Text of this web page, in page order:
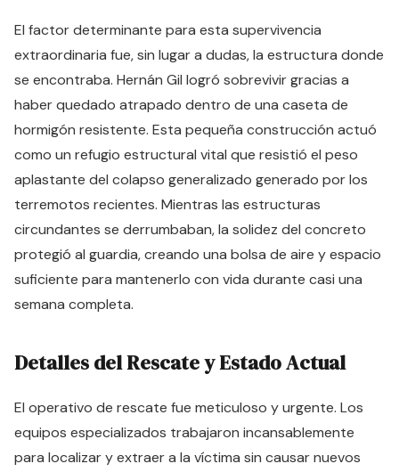
El factor determinante para esta supervivencia
extraordinaria fue, sin lugar a dudas, la estructura donde
se encontraba. Hernán Gil logró sobrevivir gracias a
haber quedado atrapado dentro de una caseta de
hormigón resistente. Esta pequeña construcción actuó
como un refugio estructural vital que resistió el peso
aplastante del colapso generalizado generado por los
terremotos recientes. Mientras las estructuras
circundantes se derrumbaban, la solidez del concreto
protegió al guardia, creando una bolsa de aire y espacio
suficiente para mantenerlo con vida durante casi una
semana completa.
Detalles del Rescate y Estado Actual
El operativo de rescate fue meticuloso y urgente. Los
equipos especializados trabajaron incansablemente
para localizar y extraer a la víctima sin causar nuevos